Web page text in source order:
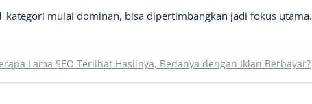
kategori mulai dominan, bisa dipertimbangkan jadi fokus utama.
Lama SEO Terlihat Hasilnya, Bedanya dengan Iklan Berbayar?